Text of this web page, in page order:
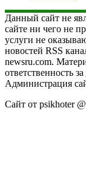
Данный сайт не
сайте ни чего не
услуги не
новостей RSS
newsru.com.
ответственность
Администрация
Сайт от psikhoter